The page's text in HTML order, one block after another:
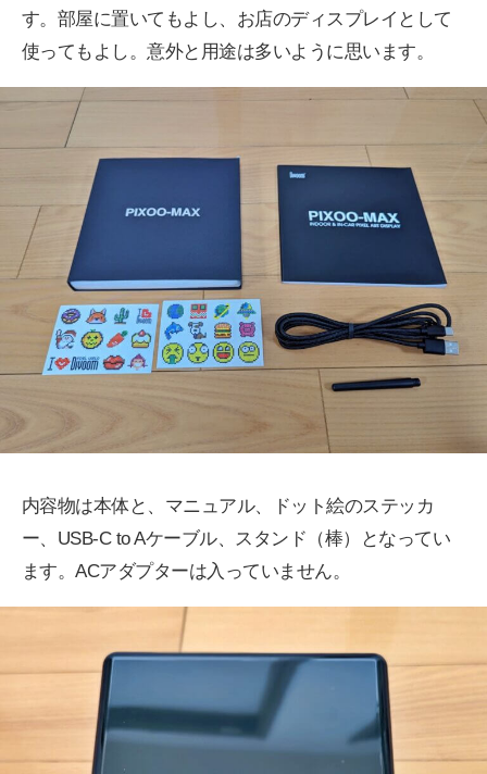
す。部屋に置いてもよし、お店のディスプレイとして
使ってもよし。意外と用途は多いように思います。
内容物は本体と、マニュアル、ドット絵のステッカ
ー、USB-C to Aケーブル、スタンド（棒）となってい
ます。ACアダプターは入っていません。